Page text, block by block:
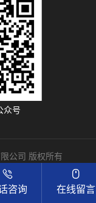
众号
公司 版权所有
咨询 在线留言